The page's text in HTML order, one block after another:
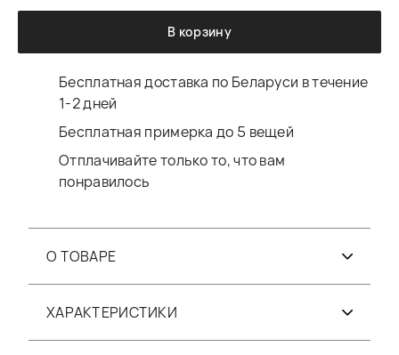
В корзину
Бесплатная доставка по Беларуси в течение
1-2 дней
Бесплатная примерка до 5 вещей
Отплачивайте только то, что вам
понравилось
О ТОВАРЕ
ХАРАКТЕРИСТИКИ